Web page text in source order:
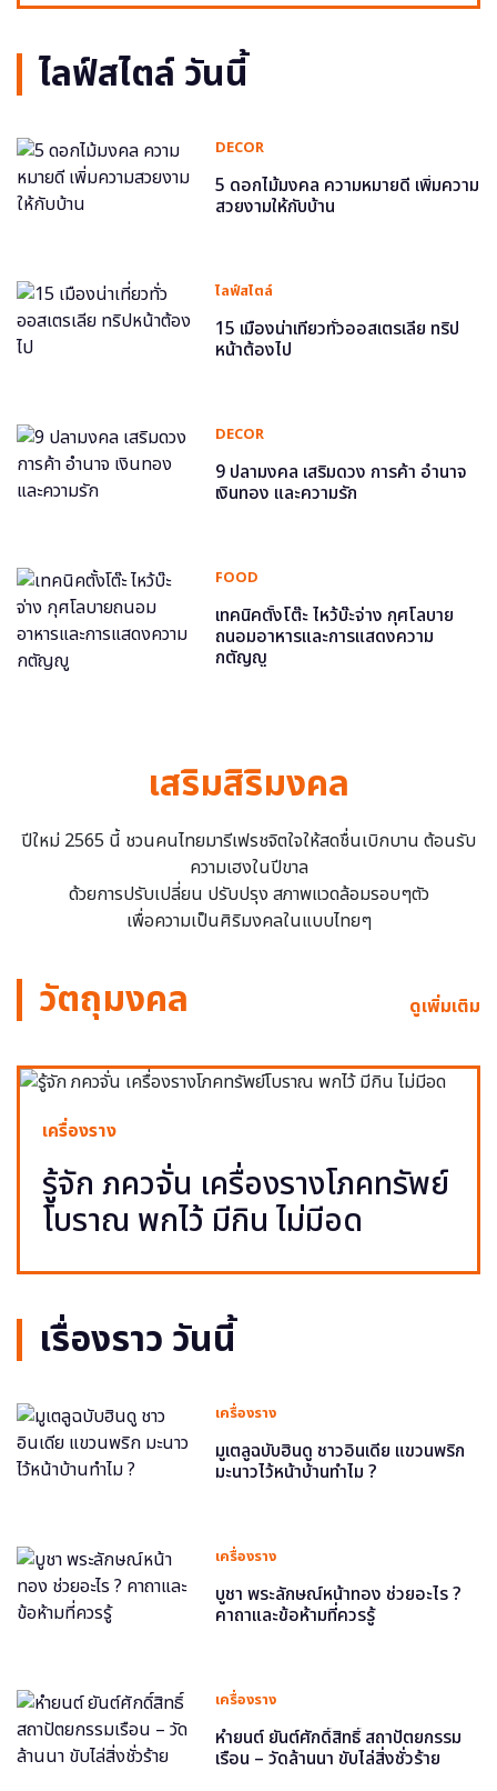
ไลฟ์สไตล์ วันนี้
DECOR
5 ดอกไม้มงคล ความหมายดี เพิ่มความ
สวยงามให้กับบ้าน
ไลฟ์สไตล์
15 เมืองน่าเที่ยวทั่วออสเตรเลีย ทริป
หน้าต้องไป
DECOR
9 ปลามงคล เสริมดวง การค้า อำนาจ
เงินทอง และความรัก
FOOD
เทคนิคตั้งโต๊ะ ไหว้บ๊ะจ่าง กุศโลบาย
ถนอมอาหารและการแสดงความ
กตัญญู
เสริมสิริมงคล
ปีใหม่ 2565 นี้ ชวนคนไทยมารีเฟรชจิตใจให้สดชื่นเบิกบาน ต้อนรับ
ความเฮงในปีขาล
ด้วยการปรับเปลี่ยน ปรับปรุง สภาพแวดล้อมรอบๆตัว
เพื่อความเป็นศิริมงคลในแบบไทยๆ
วัตถุมงคล ดูเพิ่มเติม
เครื่องราง
รู้จัก ภควจั่น เครื่องรางโภคทรัพย์
โบราณ พกไว้ มีกิน ไม่มีอด
เรื่องราว วันนี้
เครื่องราง
มูเตลูฉบับฮินดู ชาวอินเดีย แขวนพริก
มะนาวไว้หน้าบ้านทำไม ?
เครื่องราง
บูชา พระลักษณ์หน้าทอง ช่วยอะไร ?
คาถาและข้อห้ามที่ควรรู้
เครื่องราง
หำยนต์ ยันต์ศักดิ์สิทธิ์ สถาปัตยกรรม
เรือน – วัดล้านนา ขับไล่สิ่งชั่วร้าย